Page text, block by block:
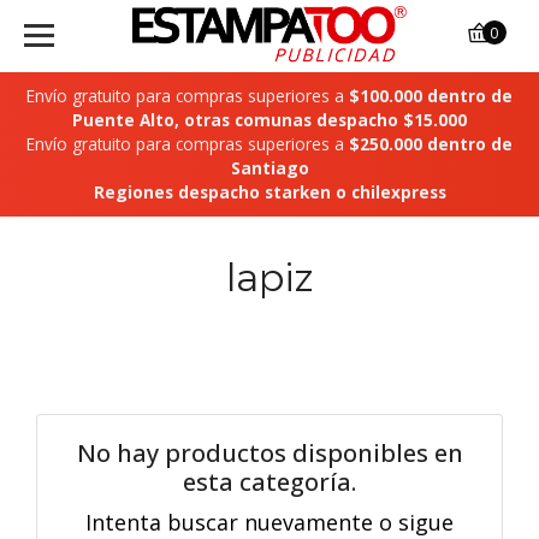
Envío gratuito para compras superiores a $100.000 dentro de
Puente Alto, otras comunas despacho $15.000
Envío gratuito para compras superiores a $250.000 dentro de
Santiago
Regiones despacho starken o chilexpress
0
lapiz
No hay productos disponibles en
esta categoría.
Intenta buscar nuevamente o sigue